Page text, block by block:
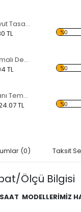
Modern Soyut Tasarım 2 Temalı Desen Saat
TL %0
Kelebek Temalı Desen Saat
TL %0
Kahve Fincanı Temalı Desen Saat
TL %0
(0) Taksit
Ölçü Bilgisi
MODELLERİMİZ